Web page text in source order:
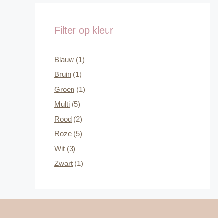
Filter op kleur
Blauw (1)
Bruin (1)
Groen (1)
Multi (5)
Rood (2)
Roze (5)
Wit (3)
Zwart (1)